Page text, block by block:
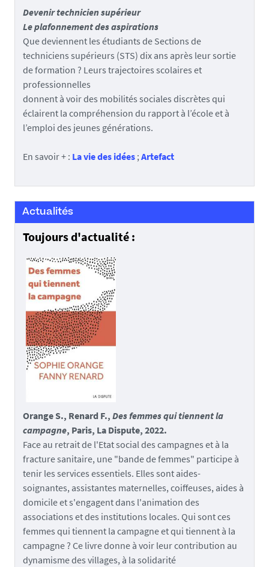
Devenir technicien supérieur
Le plafonnement des aspirations
Que deviennent les étudiants de Sections de
techniciens supérieurs (STS) dix ans après leur sortie
de formation ? Leurs trajectoires scolaires et
professionnelles
donnent à voir des mobilités sociales discrètes qui
éclairent la compréhension du rapport à l’école et à
l’emploi des jeunes générations.
En savoir + : La vie des idées ; Artefact
Actualités
Toujours d'actualité :
Orange S., Renard F., Des femmes qui tiennent la
campagne, Paris, La Dispute, 2022.
Face au retrait de l'Etat social des campagnes et à la
fracture sanitaire, une "bande de femmes" participe à
tenir les services essentiels. Elles sont aides-
soignantes, assistantes maternelles, coiffeuses, aides à
domicile et s'engagent dans l'animation des
associations et des institutions locales. Qui sont ces
femmes qui tiennent la campagne et qui tiennent à la
campagne ? Ce livre donne à voir leur contribution au
dynamisme des villages, à la solidarité